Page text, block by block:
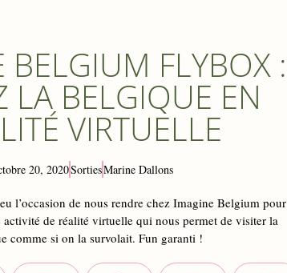
BELGIUM FLYBOX :
LA BELGIQUE EN
VIRTUELLE
20, 2020SortiesMarine Dallons
l’occasion de nous rendre chez Imagine Belgium pour
de réalité virtuelle qui nous permet de visiter la
comme si on la survolait. Fun garanti !